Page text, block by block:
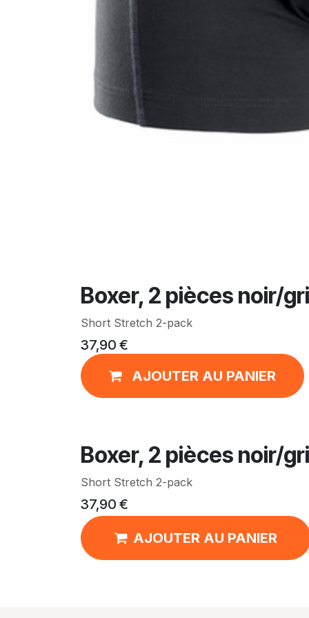
Boxer, 2 pièces noir/
Short Stretch 2-pack
37,90 €
AJOUTER AU PANIER
Boxer, 2 pièces noir/
Short Stretch 2-pack
37,90 €
AJOUTER AU PANIER